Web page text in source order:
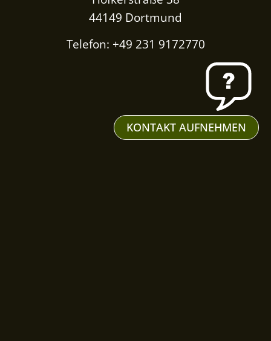
44149 Dortmund
Telefon: +49 231 9172770
KONTAKT AUFNEHMEN